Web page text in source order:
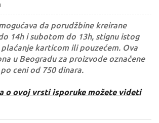
da porudžbine kreirane
14h i subotom do 13h, stignu istog
plaćanje karticom ili pouzećem. Ova
u Beogradu za proizvode označene
ceni od 750 dinara.
o ovoj vrsti isporuke možete videti